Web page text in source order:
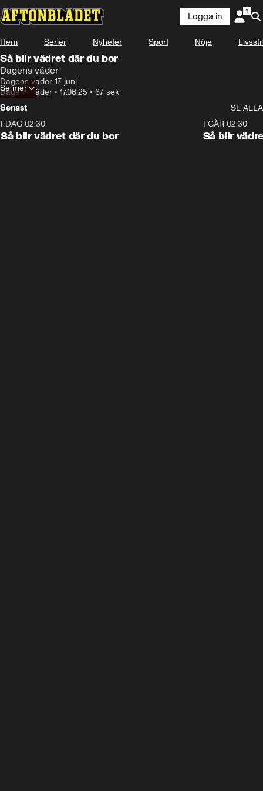
Logga in
Hem Serier Nyheter Sport Nöje Livsstil
Så blir vädret där du bor
Dagens väder
Dagens väder 17 juni
Dagens väder • 17.06.25 • 67 sek
Se mer
Senast
SE ALLA
I DAG 02:30
Så blir vädret där du bor
I GÅR 02:30
Så blir